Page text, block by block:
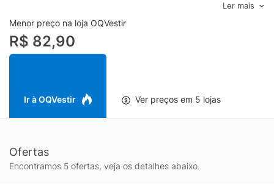
VermelhoMarca: Baw Clothing*Cropped: comprimento mais
Ler mais
Menor preço na loja OQVestir
R$ 82,90
Ir à OQVestir Ver preços em 5 lojas
Ofertas
Encontramos 5 ofertas, veja os detalhes abaixo.